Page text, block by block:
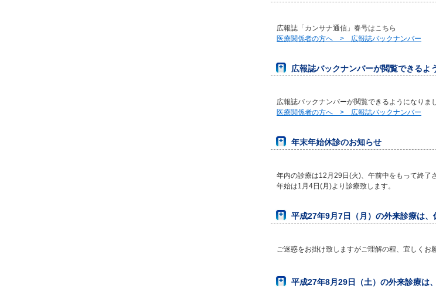
広報誌「カンサナ通信」春号はこちら
医療関係者の方へ > 広報誌バックナンバー
広報誌バックナンバーが閲覧できるよ
広報誌バックナンバーが閲覧できるようになりま
医療関係者の方へ > 広報誌バックナンバー
年末年始休診のお知らせ
年内の診療は12月29日(火)、午前中をもって終了
年始は1月4日(月)より診療致します。
平成27年9月7日（月）の外来診療は、
ご迷惑をお掛け致しますがご理解の程、宜しくお
平成27年8月29日（土）の外来診療は